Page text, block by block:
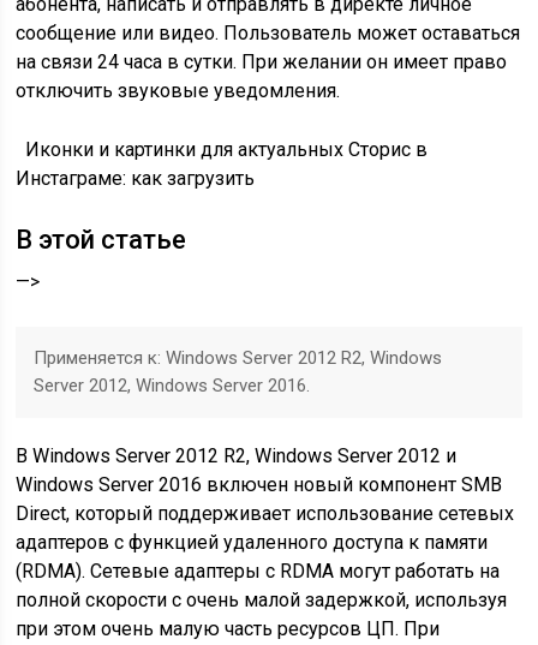
сообщение или видео. Пользователь может оставаться
на связи 24 часа в сутки. При желании он имеет право
отключить звуковые уведомления.
Иконки и картинки для актуальных Сторис в
Инстаграме: как загрузить
В этой статье
—>
Применяется к: Windows Server 2012 R2, Windows
Server 2012, Windows Server 2016.
В Windows Server 2012 R2, Windows Server 2012 и
Windows Server 2016 включен новый компонент SMB
Direct, который поддерживает использование сетевых
адаптеров с функцией удаленного доступа к памяти
(RDMA). Сетевые адаптеры с RDMA могут работать на
полной скорости с очень малой задержкой, используя
при этом очень малую часть ресурсов ЦП. При